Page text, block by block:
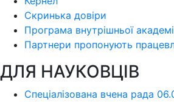
Скринька довіри
Програма внутрішньої
Партнери пропонують
ДЛЯ НАУКОВЦІВ
Спеціалізована вчена рада